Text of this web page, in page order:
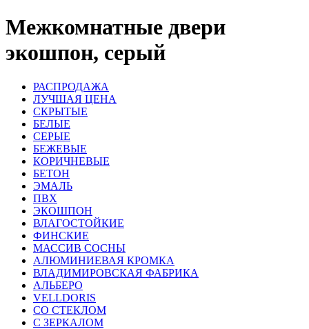
Межкомнатные двери
экошпон, серый
РАСПРОДАЖА
ЛУЧШАЯ ЦЕНА
СКРЫТЫЕ
БЕЛЫЕ
СЕРЫЕ
БЕЖЕВЫЕ
КОРИЧНЕВЫЕ
БЕТОН
ЭМАЛЬ
ПВХ
ЭКОШПОН
ВЛАГОСТОЙКИЕ
ФИНСКИЕ
МАССИВ СОСНЫ
АЛЮМИНИЕВАЯ КРОМКА
ВЛАДИМИРОВСКАЯ ФАБРИКА
АЛЬБЕРО
VELLDORIS
СО СТЕКЛОМ
С ЗЕРКАЛОМ